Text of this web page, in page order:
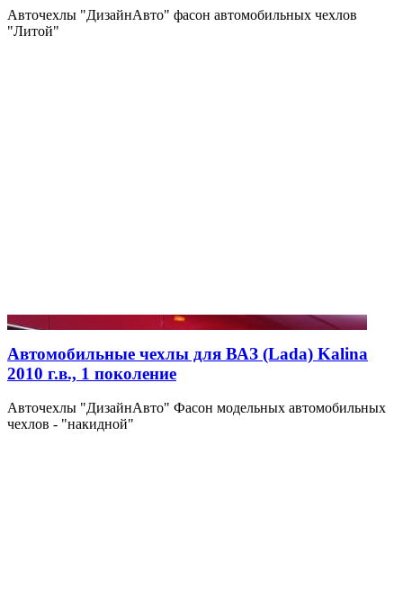
Авточехлы "ДизайнАвто" фасон автомобильных чехлов
"Литой"
Автомобильные чехлы для ВАЗ (Lada) Kalina
2010 г.в., 1 поколение
Авточехлы "ДизайнАвто" Фасон модельных автомобильных
чехлов - "накидной"